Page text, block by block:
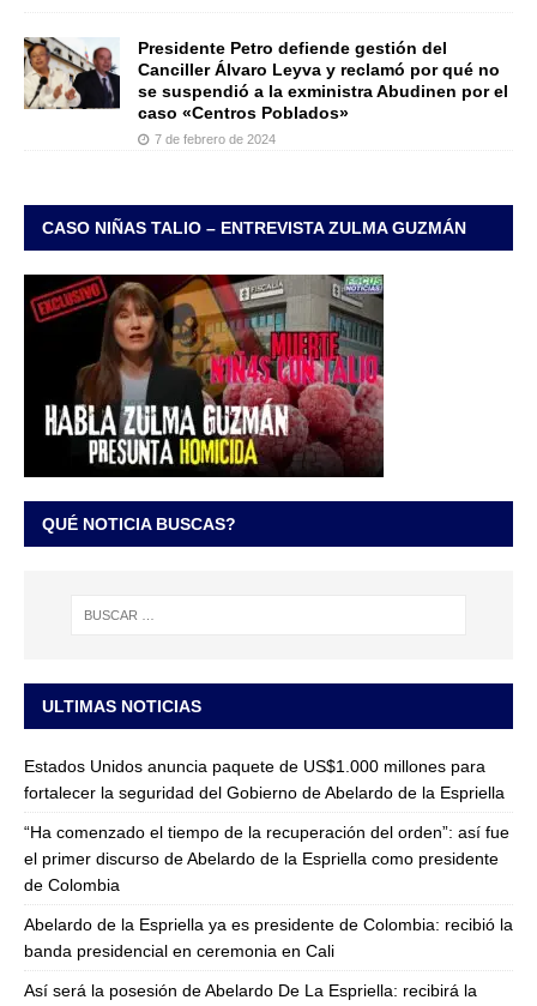
Presidente Petro defiende gestión del
Canciller Álvaro Leyva y reclamó por qué no
se suspendió a la exministra Abudinen por el
caso «Centros Poblados»
7 de febrero de 2024
CASO NIÑAS TALIO – ENTREVISTA ZULMA GUZMÁN
QUÉ NOTICIA BUSCAS?
ULTIMAS NOTICIAS
Estados Unidos anuncia paquete de US$1.000 millones para
fortalecer la seguridad del Gobierno de Abelardo de la Espriella
“Ha comenzado el tiempo de la recuperación del orden”: así fue
el primer discurso de Abelardo de la Espriella como presidente
de Colombia
Abelardo de la Espriella ya es presidente de Colombia: recibió la
banda presidencial en ceremonia en Cali
Así será la posesión de Abelardo De La Espriella: recibirá la